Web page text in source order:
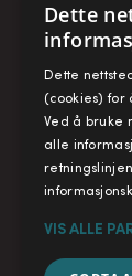
Dette
Dette
(cookies) for
Ved å bruke
alle
VIS ALLE